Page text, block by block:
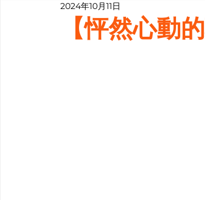
寫履歷表嘅技巧📝 行業知多啲
【怦然心動
2024年10月11日